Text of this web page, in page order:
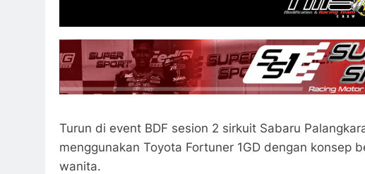
Turun di event BDF sesion 2 sirkuit Sabaru
menggunakan Toyota Fortuner 1GD dengan konsep
wanita.